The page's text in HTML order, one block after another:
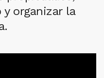
organizar la